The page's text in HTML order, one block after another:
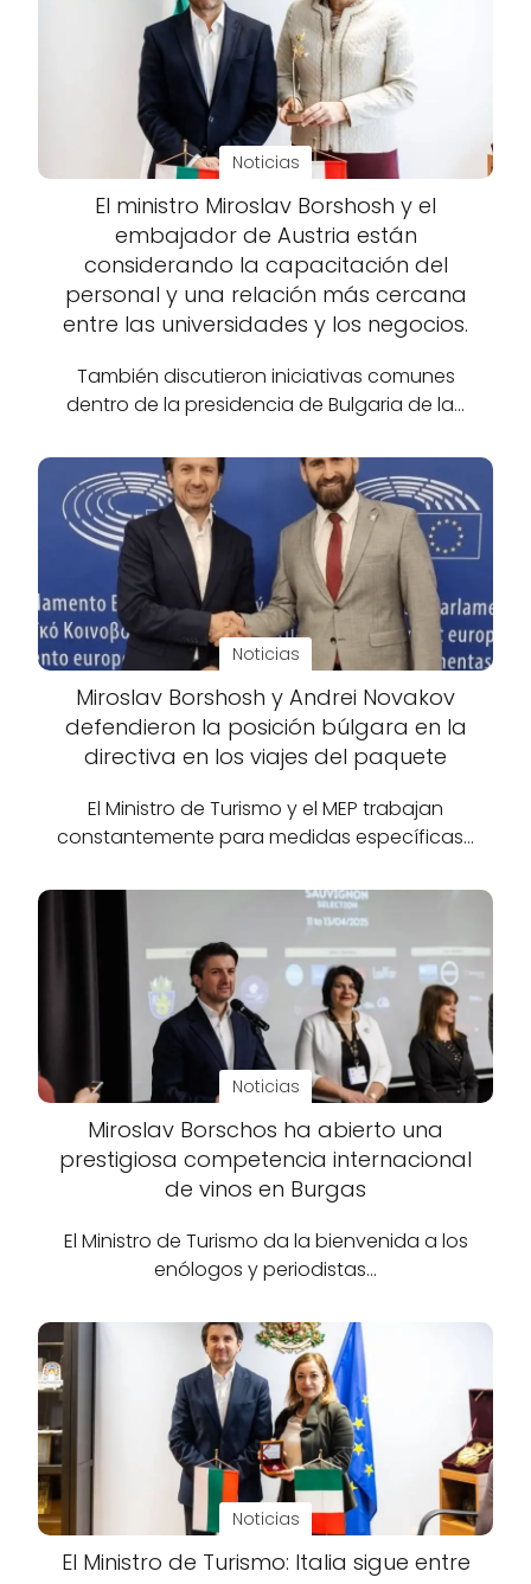
Noticias
El ministro Miroslav Borshosh y el
embajador de Austria están
considerando la capacitación del
personal y una relación más cercana
entre las universidades y los negocios.
También discutieron iniciativas comunes
dentro de la presidencia de Bulgaria de la…
Noticias
Miroslav Borshosh y Andrei Novakov
defendieron la posición búlgara en la
directiva en los viajes del paquete
El Ministro de Turismo y el MEP trabajan
constantemente para medidas específicas…
Noticias
Miroslav Borschos ha abierto una
prestigiosa competencia internacional
de vinos en Burgas
El Ministro de Turismo da la bienvenida a los
enólogos y periodistas…
Noticias
El Ministro de Turismo: Italia sigue entre